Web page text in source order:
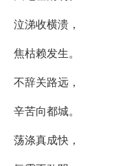
泣涕收横溃，
焦枯赖发生。
不辞关路远，
辛苦向都城。
荡涤真成快，